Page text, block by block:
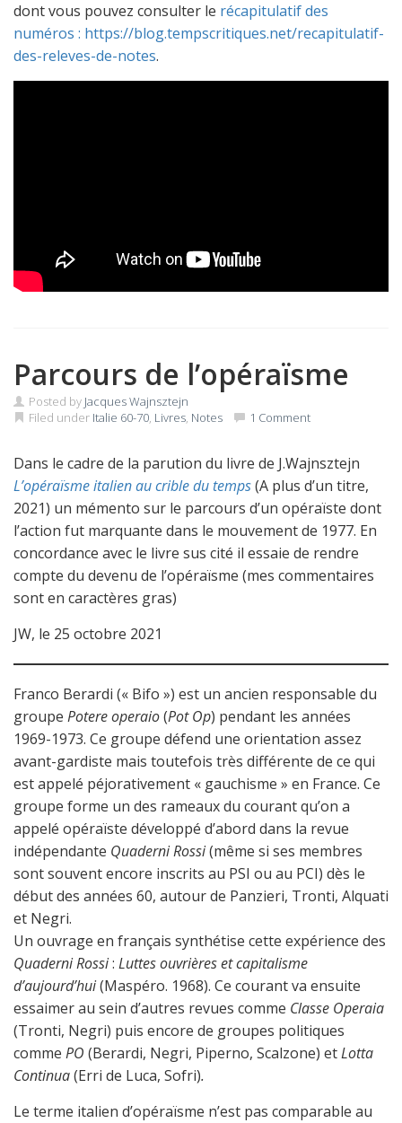
dont vous pouvez consulter le récapitulatif des
numéros : https://blog.tempscritiques.net/recapitulatif-
des-releves-de-notes.
Parcours de l’opéraïsme
Posted by Jacques Wajnsztejn
Filed under Italie 60-70, Livres, Notes 1 Comment
Dans le cadre de la parution du livre de J.Wajnsztejn
L’opéraïsme italien au crible du temps(A plus d’un titre,
2021) un mémento sur le parcours d’un opéraïste dont
l’action fut marquante dans le mouvement de 1977. En
concordance avec le livre sus cité il essaie de rendre
compte du devenu de l’opéraïsme (mes commentaires
sont en caractères gras)
JW, le 25 octobre 2021
Franco Berardi (« Bifo ») est un ancien responsable du
groupe Potere operaio(Pot Op) pendant les années
1969-1973. Ce groupe défend une orientation assez
avant-gardiste mais toutefois très différente de ce qui
est appelé péjorativement « gauchisme » en France. Ce
groupe forme un des rameaux du courant qu’on a
appelé opéraïste développé d’abord dans la revue
indépendante Quaderni Rossi(même si ses membres
sont souvent encore inscrits au PSI ou au PCI) dès le
début des années 60, autour de Panzieri, Tronti, Alquati
et Negri.
Un ouvrage en français synthétise cette expérience des
Quaderni Rossi: Luttes ouvrières et capitalisme
d’aujourd’hui(Maspéro. 1968). Ce courant va ensuite
essaimer au sein d’autres revues comme Classe Operaia
(Tronti, Negri) puis encore de groupes politiques
comme PO (Berardi, Negri, Piperno, Scalzone) etLotta
Continua(Erri de Luca, Sofri).
Le terme italien d’opéraïsme n’est pas comparable au